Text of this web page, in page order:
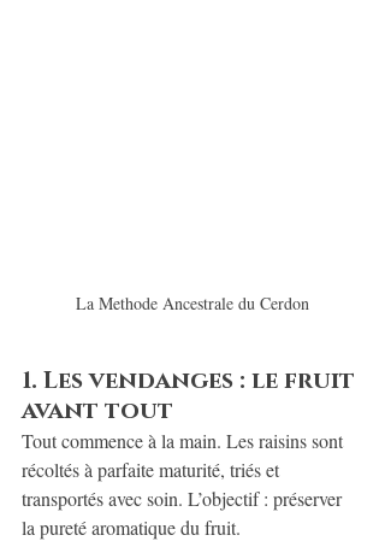
La Methode Ancestrale du Cerdon
1. Les vendanges : le fruit
avant tout
Tout commence à la main. Les raisins sont
récoltés à parfaite maturité, triés et
transportés avec soin. L’objectif : préserver
la pureté aromatique du fruit.